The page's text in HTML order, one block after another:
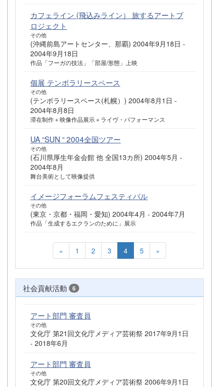
カフェライン (飛込みライン） 旅するアートプ
ロジェクト
その他
(沖縄前島アートセンター、那覇) 2004年9月18日 -
2004年9月18日
作品「フーガの技法」「部屋/形態」上映
個展 テンポラリースペース
その他
(テンポラリースペース(札幌）) 2004年8月1日 -
2004年8月8日
滞在制作＋映像作品展示＋ライヴ・パフォーマンス
UA “SUN “ 2004全国ツアー
その他
(石川県厚生年金会館 他 全国13カ所) 2004年5月 -
2004年8月
舞台美術として映像提供
イメージフォーラムフェスティバル
その他
(東京・京都・福岡・愛知) 2004年4月 - 2004年7月
作品「生成するエクランのために」展示
« 1 2 3 4 5 »
社会貢献活動 6
アート部門 審査員
その他
文化庁 第21回文化庁メディア芸術祭 2017年9月1日
- 2018年6月
アート部門 審査員
その他
文化庁 第20回文化庁メディア芸術祭 2006年9月1日